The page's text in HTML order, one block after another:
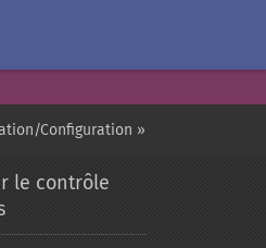
Configuration »
le contrôle